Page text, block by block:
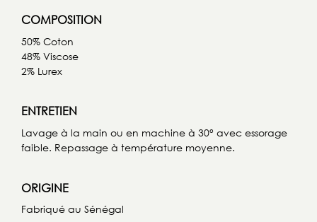
COMPOSITION
50% Coton
48% Viscose
2% Lurex
ENTRETIEN
Lavage à la main ou en machine à 30° avec essorage
faible. Repassage à température moyenne.
ORIGINE
Fabriqué au Sénégal